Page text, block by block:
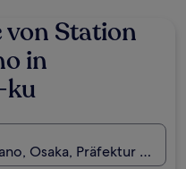
von Station
in
ku
Osaka, Präfektur Osaka,